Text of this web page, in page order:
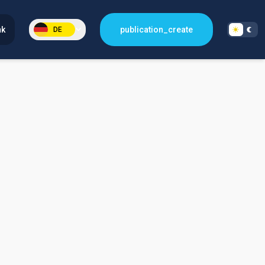
DE publication_create